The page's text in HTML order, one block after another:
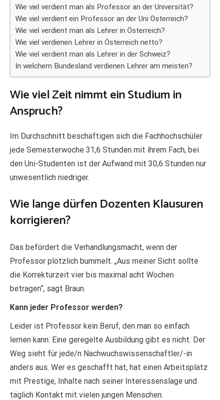
Wie viel verdient man als Professor an der Universität?
Wie viel verdient ein Professor an der Uni Österreich?
Wie viel verdient man als Lehrer in Österreich?
Wie viel verdienen Lehrer in Österreich netto?
Wie viel verdient man als Lehrer in der Schweiz?
In welchem Bundesland verdienen Lehrer am meisten?
Wie viel Zeit nimmt ein Studium in
Anspruch?
Im Durchschnitt beschäftigen sich die Fachhochschüler
jede Semesterwoche 31,6 Stunden mit ihrem Fach, bei
den Uni-Studenten ist der Aufwand mit 30,6 Stunden nur
unwesentlich niedriger.
Wie lange dürfen Dozenten Klausuren
korrigieren?
Das befördert die Verhandlungsmacht, wenn der
Professor plötzlich bummelt. „Aus meiner Sicht sollte
die Korrekturzeit vier bis maximal acht Wochen
betragen“, sagt Braun.
Kann jeder Professor werden?
Leider ist Professor kein Beruf, den man so einfach
lernen kann. Eine geregelte Ausbildung gibt es nicht. Der
Weg sieht für jede/n Nachwuchswissenschaftler/-in
anders aus. Wer es geschafft hat, hat einen Arbeitsplatz
mit Prestige, Inhalte nach seiner Interessenslage und
täglich Kontakt mit vielen jungen Menschen.